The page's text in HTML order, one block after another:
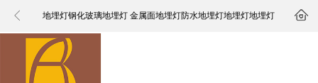
 地埋灯钢化玻璃地埋灯 金属面地埋灯防水地埋灯地埋灯地埋灯 